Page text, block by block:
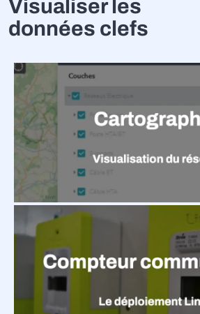
Visualiser les
données clefs